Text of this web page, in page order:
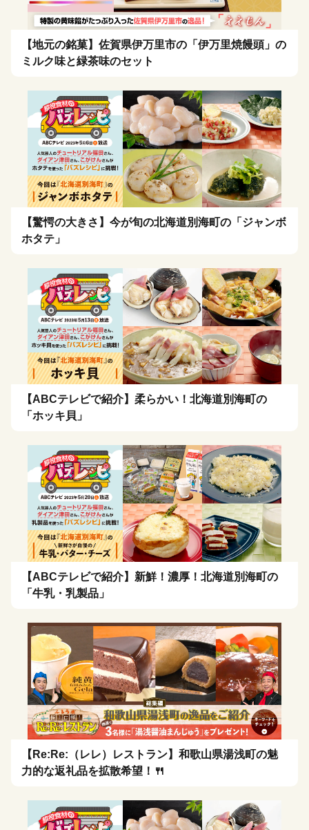
【地元の銘菓】佐賀県伊万里市の「伊万里焼饅頭」の
ミルク味と緑茶味のセット
【驚愕の大きさ】今が旬の北海道別海町の「ジャンボ
ホタテ」
【ABCテレビで紹介】柔らかい！北海道別海町の
「ホッキ貝」
【ABCテレビで紹介】新鮮！濃厚！北海道別海町の
「牛乳・乳製品」
【Re:Re:（レレ）レストラン】和歌山県湯浅町の魅
力的な返礼品を拡散希望！🍴